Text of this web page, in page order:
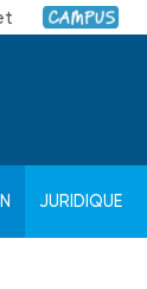
Campus
JURIDIQUE